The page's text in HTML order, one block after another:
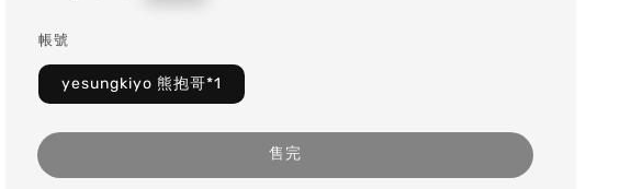
帳號
yesungkiyo 熊抱哥*1
售完